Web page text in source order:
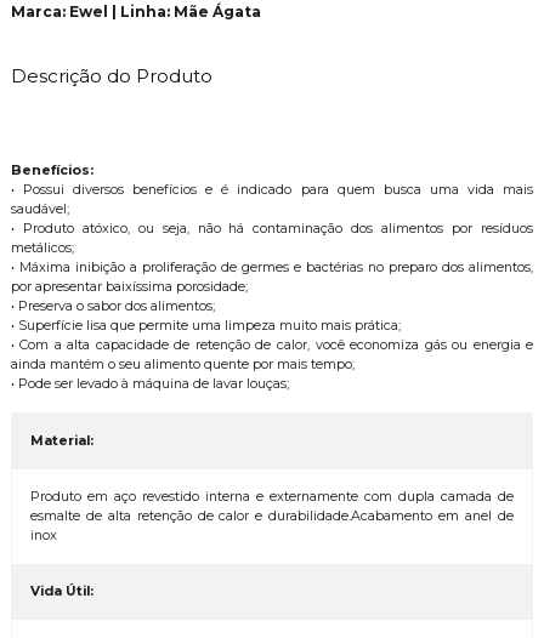
Marca: Ewel | Linha: Mãe Ágata
Descrição do Produto
Benefícios:
• Possui diversos benefícios e é indicado para quem busca uma vida mais
saudável;
• Produto atóxico, ou seja, não há contaminação dos alimentos por resíduos
metálicos;
• Máxima inibição a proliferação de germes e bactérias no preparo dos alimentos,
por apresentar baixíssima porosidade;
• Preserva o sabor dos alimentos;
• Superfície lisa que permite uma limpeza muito mais prática;
• Com a alta capacidade de retenção de calor, você economiza gás ou energia e
ainda mantém o seu alimento quente por mais tempo;
• Pode ser levado à máquina de lavar louças;
Material:
Produto em aço revestido interna e externamente com dupla camada de
esmalte de alta retenção de calor e durabilidade.Acabamento em anel de
inox
Vida Útil: